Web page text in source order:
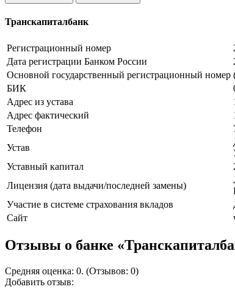
Транскапиталбанк
Регистрационный номер
Дата регистрации Банком России
Основной государственный регистрационный номер
БИК
Адрес из устава
Адрес фактический
Телефон
Устав
Уставный капитал
Лицензия (дата выдачи/последней замены)
Участие в системе страхования вкладов
Сайт
Отзывы о банке
Средняя оценка: 0. (Отзывов: 0)
Добавить отзыв: